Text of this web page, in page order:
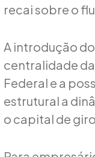
recai sobre o
A introdução
centralidade
Federal e a
estrutural a
o capital de